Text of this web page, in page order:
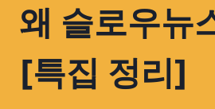
왜 슬로우뉴
[특집 정리]